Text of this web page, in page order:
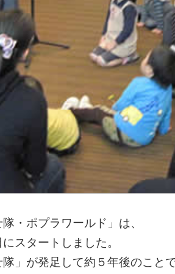
・ポプラワールド」は、
スタートしました。
」が発足して約５年後のこと